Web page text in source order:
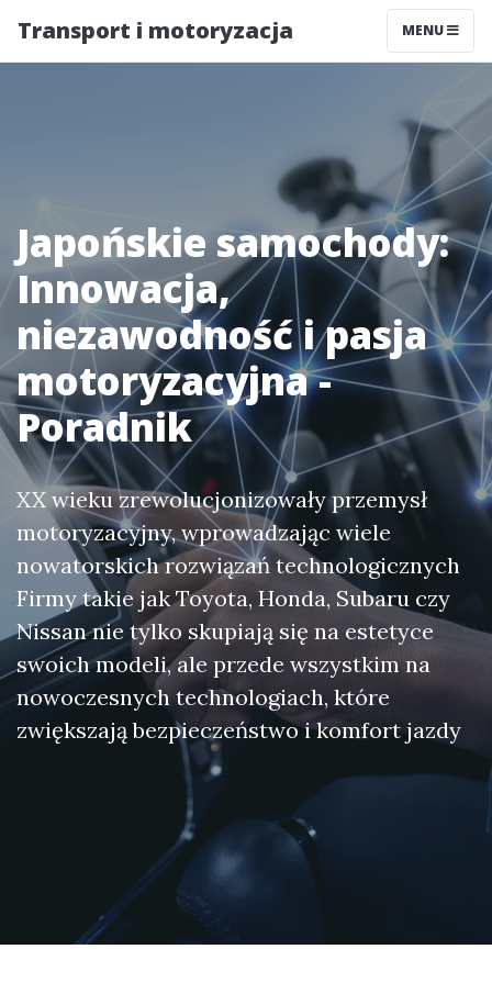
Transport i motoryzacja MENU
Japońskie samochody:
Innowacja,
niezawodność i pasja
motoryzacyjna -
Poradnik
XX wieku zrewolucjonizowały przemysł
motoryzacyjny, wprowadzając wiele
nowatorskich rozwiązań technologicznych
Firmy takie jak Toyota, Honda, Subaru czy
Nissan nie tylko skupiają się na estetyce
swoich modeli, ale przede wszystkim na
nowoczesnych technologiach, które
zwiększają bezpieczeństwo i komfort jazdy